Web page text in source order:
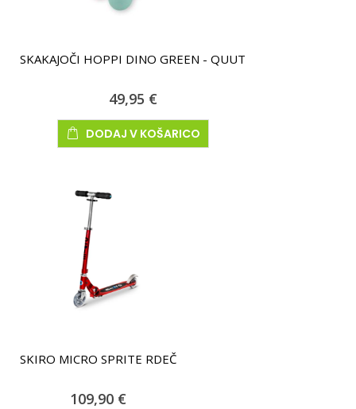
SKAKAJOČI HOPPI DINO GREEN - QUUT
49,95 €
DODAJ V KOŠARICO
SKIRO MICRO SPRITE RDEČ
109,90 €